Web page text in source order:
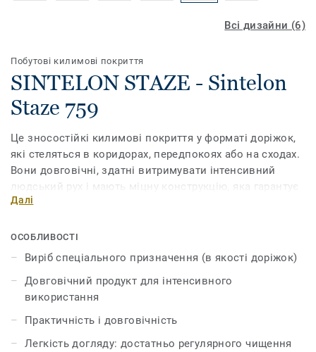
Всі дизайни (6)
Побутові килимові покриття
SINTELON STAZE - Sintelon
Staze 759
Це зносостійкі килимові покриття у форматі доріжок,
які стеляться в коридорах, передпокоях або на сходах.
Вони довговічні, здатні витримувати інтенсивний
людський рух і мають міцну конструкцію, яка гарантує
тривалий строк експлуатації. Виробляються з
надійності доріжки або гумовою основою для фіксації
виробу в одному положенні.
Далі
ОСОБЛИВОСТІ
Виріб спеціального призначення (в якості доріжок)
Довговічний продукт для інтенсивного
використання
Практичність і довговічність
Легкість догляду: достатньо регулярного чищення